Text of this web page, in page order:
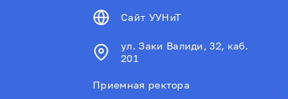
Сайт УУНиТ
ул. Заки Валиди, 32, каб.
201
Приемная ректора